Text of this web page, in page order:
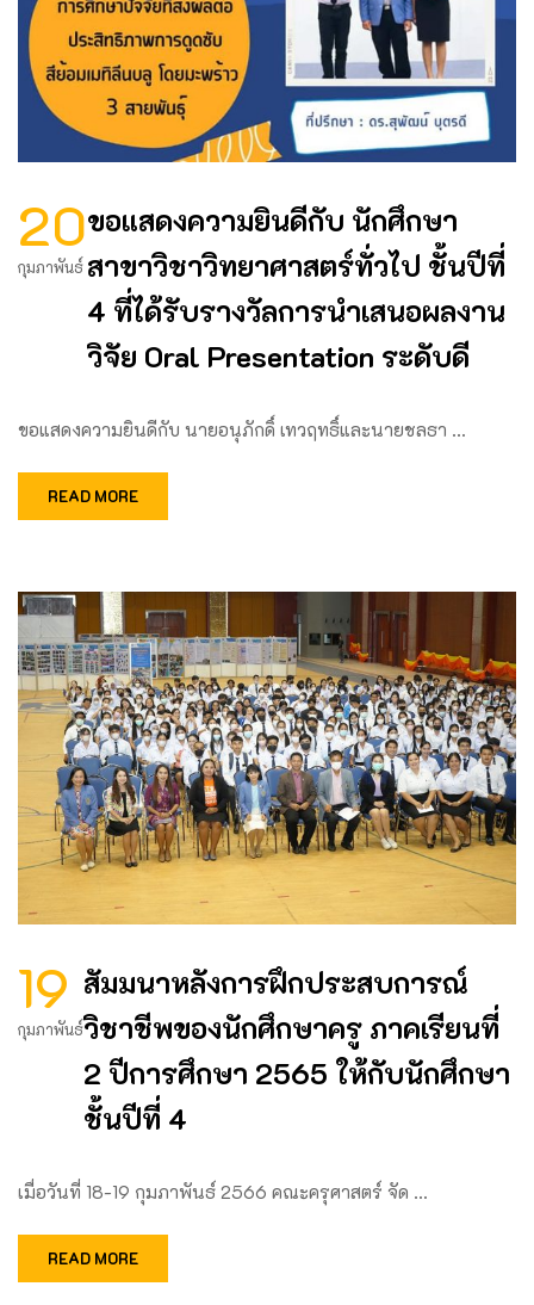
20
กุมภาพันธ์
ขอแสดงความยินดีกับ นักศึกษา
สาขาวิชาวิทยาศาสตร์ทั่วไป ชั้นปีที่
4 ที่ได้รับรางวัลการนำเสนอผลงาน
วิจัย Oral Presentation ระดับดี
ขอแสดงความยินดีกับ นายอนุภักดิ์ เทวฤทธิ์และนายชลธา …
READ MORE
19
กุมภาพันธ์
สัมมนาหลังการฝึกประสบการณ์
วิชาชีพของนักศึกษาครู ภาคเรียนที่
2 ปีการศึกษา 2565 ให้กับนักศึกษา
ชั้นปีที่ 4
เมื่อวันที่ 18-19 กุมภาพันธ์ 2566 คณะครุศาสตร์ จัด …
READ MORE